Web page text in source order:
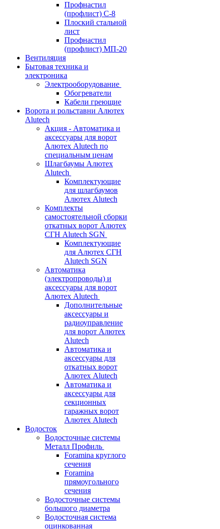
Профнастил
(профлист) С-8
Плоский стальной
лист
Профнастил
(профлист) МП-20
Вентиляция
Бытовая техника и
электроника
Электрооборудование
Обогреватели
Кабели греющие
Ворота и рольставни Алютех
Alutech
Акция - Автоматика и
аксессуары для ворот
Алютех Alutech по
специальным ценам
Шлагбаумы Алютех
Alutech
Комплектующие
для шлагбаумов
Алютех Alutech
Комплекты
самостоятельной сборки
откатных ворот Алютех
СГН Alutech SGN
Комплектующие
для Алютех СГН
Alutech SGN
Автоматика
(электропроводы) и
аксессуары для ворот
Алютех Alutech
Дополнительные
аксессуары и
радиоуправление
для ворот Алютех
Alutech
Автоматика и
аксессуары для
откатных ворот
Алютех Alutech
Автоматика и
аксессуары для
секционных
гаражных ворот
Алютех Alutech
Водосток
Водосточные системы
Металл Профиль
Foramina круглого
сечения
Foramina
прямоугольного
сечения
Водосточные системы
большого диаметра
Водосточная система
оцинкованная